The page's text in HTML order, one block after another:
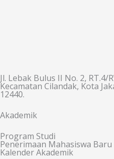
Jl. Lebak Bulus II No. 2, RT.4/
Kecamatan Cilandak, Kota
12440.
Akademik
Program Studi
Penerimaan Mahasiswa Baru
Kalender Akademik